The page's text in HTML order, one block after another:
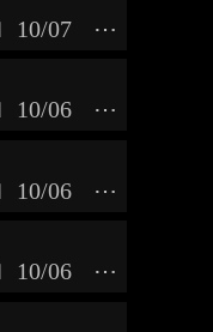
⋯
10/07
⋯
10/06
⋯
10/06
⋯
10/06